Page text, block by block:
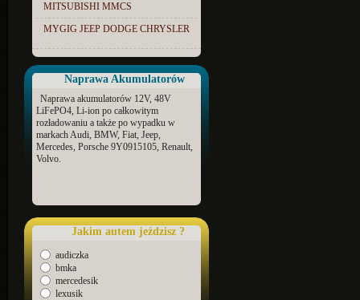
MITSUBISHI MMCS
MYGIG JEEP DODGE CHRYSLER
Naprawa Akumulatorów
Naprawa akumulatorów 12V, 48V
LiFePO4, Li-ion po całkowitym
rozładowaniu a także po wypadku w
markach Audi, BMW, Fiat, Jeep,
Mercedes, Porsche 9Y0915105, Renault,
Volvo.
Jakim autem jeździsz ?
audiczka
bmka
mercedesik
lexusik